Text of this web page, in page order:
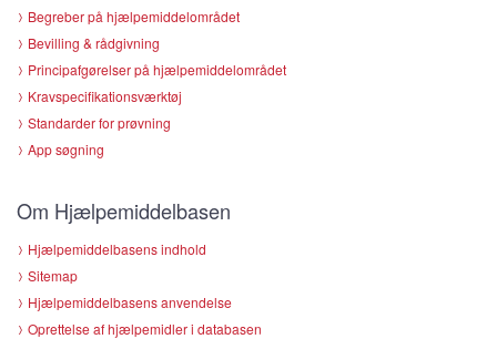
Begreber på hjælpemiddelområdet
Bevilling & rådgivning
Principafgørelser på hjælpemiddelområdet
Kravspecifikationsværktøj
Standarder for prøvning
App søgning
Om Hjælpemiddelbasen
Hjælpemiddelbasens indhold
Sitemap
Hjælpemiddelbasens anvendelse
Oprettelse af hjælpemidler i databasen